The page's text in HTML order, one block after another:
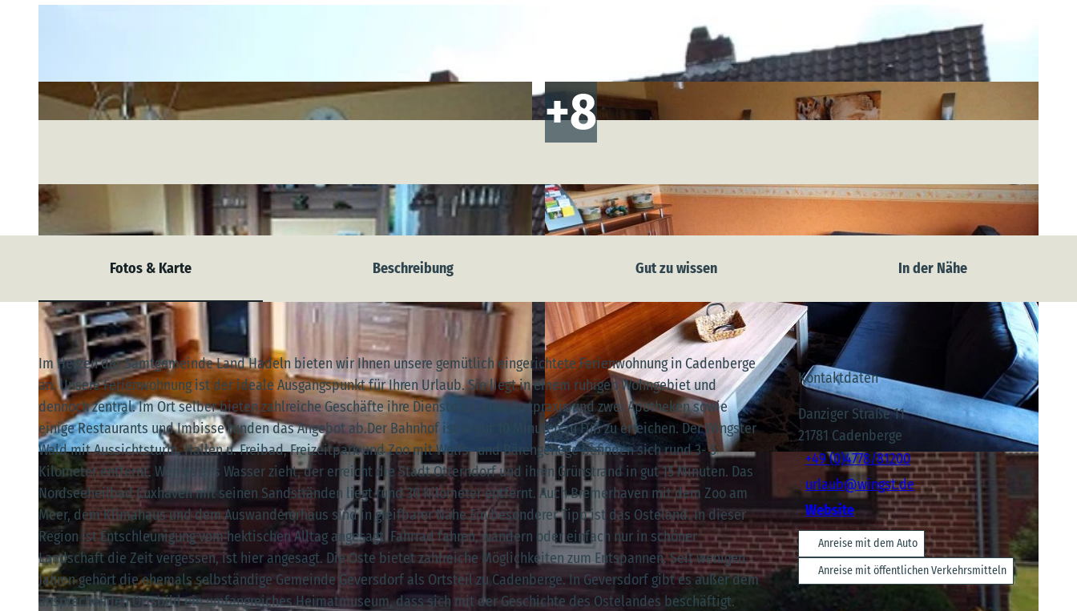
© Gabriele Grewe © Gabriele Grewe
Fotos & Karte Beschreibung Gut zu wissen In der Nähe
Im Herzen der Samtgemeinde Land Hadeln bieten wir Ihnen unsere gemütlich eingerichtete Ferienwohnung in Cadenberge
an. Unsere Ferienwohnung ist der ideale Ausgangspunkt für Ihren Urlaub. Sie liegt in einem ruhigen Wohngebiet und
dennoch zentral. Im Ort selber bieten zahlreiche Geschäfte ihre Dienste an, eine Arztpraxis und zwei Apotheken sowie
einige Restaurants und Imbisse runden das Angebot ab.Der Bahnhof ist in gut 10 Minuten zu Fuß zu erreichen. Der Wingster
Wald mit Aussichtsturm, Hallen u. Freibad, Freizeitpark und Zoo mit Wolfs- und Bärengehege befinden sich rund 3- 5
Kilometer entfernt. Wen es ans Wasser zieht, der erreicht die Stadt Otterndorf und ihren Grünstrand in gut 15 Minuten. Das
Nordseeheilbad Cuxhaven mit seinen Sandstränden liegt rund 30 Kilometer entfernt. Auch Bremerhaven mit dem Zoo am
Meer, dem Klimahaus und dem Auswandererhaus sind in greifbarer Nähe.Ein besonderer Tipp ist das Osteland. In dieser
Region ist Entschleunigung vom hektischen Alltag angesagt. Fahrrad fahren, wandern oder einfach nur in schöner
Landschaft die Zeit vergessen, ist hier angesagt. Die Oste bietet zahlreiche Möglichkeiten zum Entspannen. Seit wenigen
Jahren gehört die ehemals selbständige Gemeinde Geversdorf als Ortsteil zu Cadenberge. In Geversdorf gibt es außer dem
ansprechenden Ortsbild ein umfangreiches Heimatmuseum, dass sich mit der Geschichte des Ostelandes beschäftigt.
Kontaktdaten
Danziger Straße 11
21781 Cadenberge
+49 (0)4778/81200
urlaub@wingst.de
Website
Anreise mit dem Auto
Anreise mit öffentlichen Verkehrsmitteln